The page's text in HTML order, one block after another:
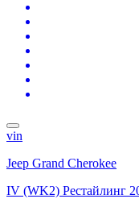
vin
Jeep Grand Cherokee
IV (WK2) Рестайлинг